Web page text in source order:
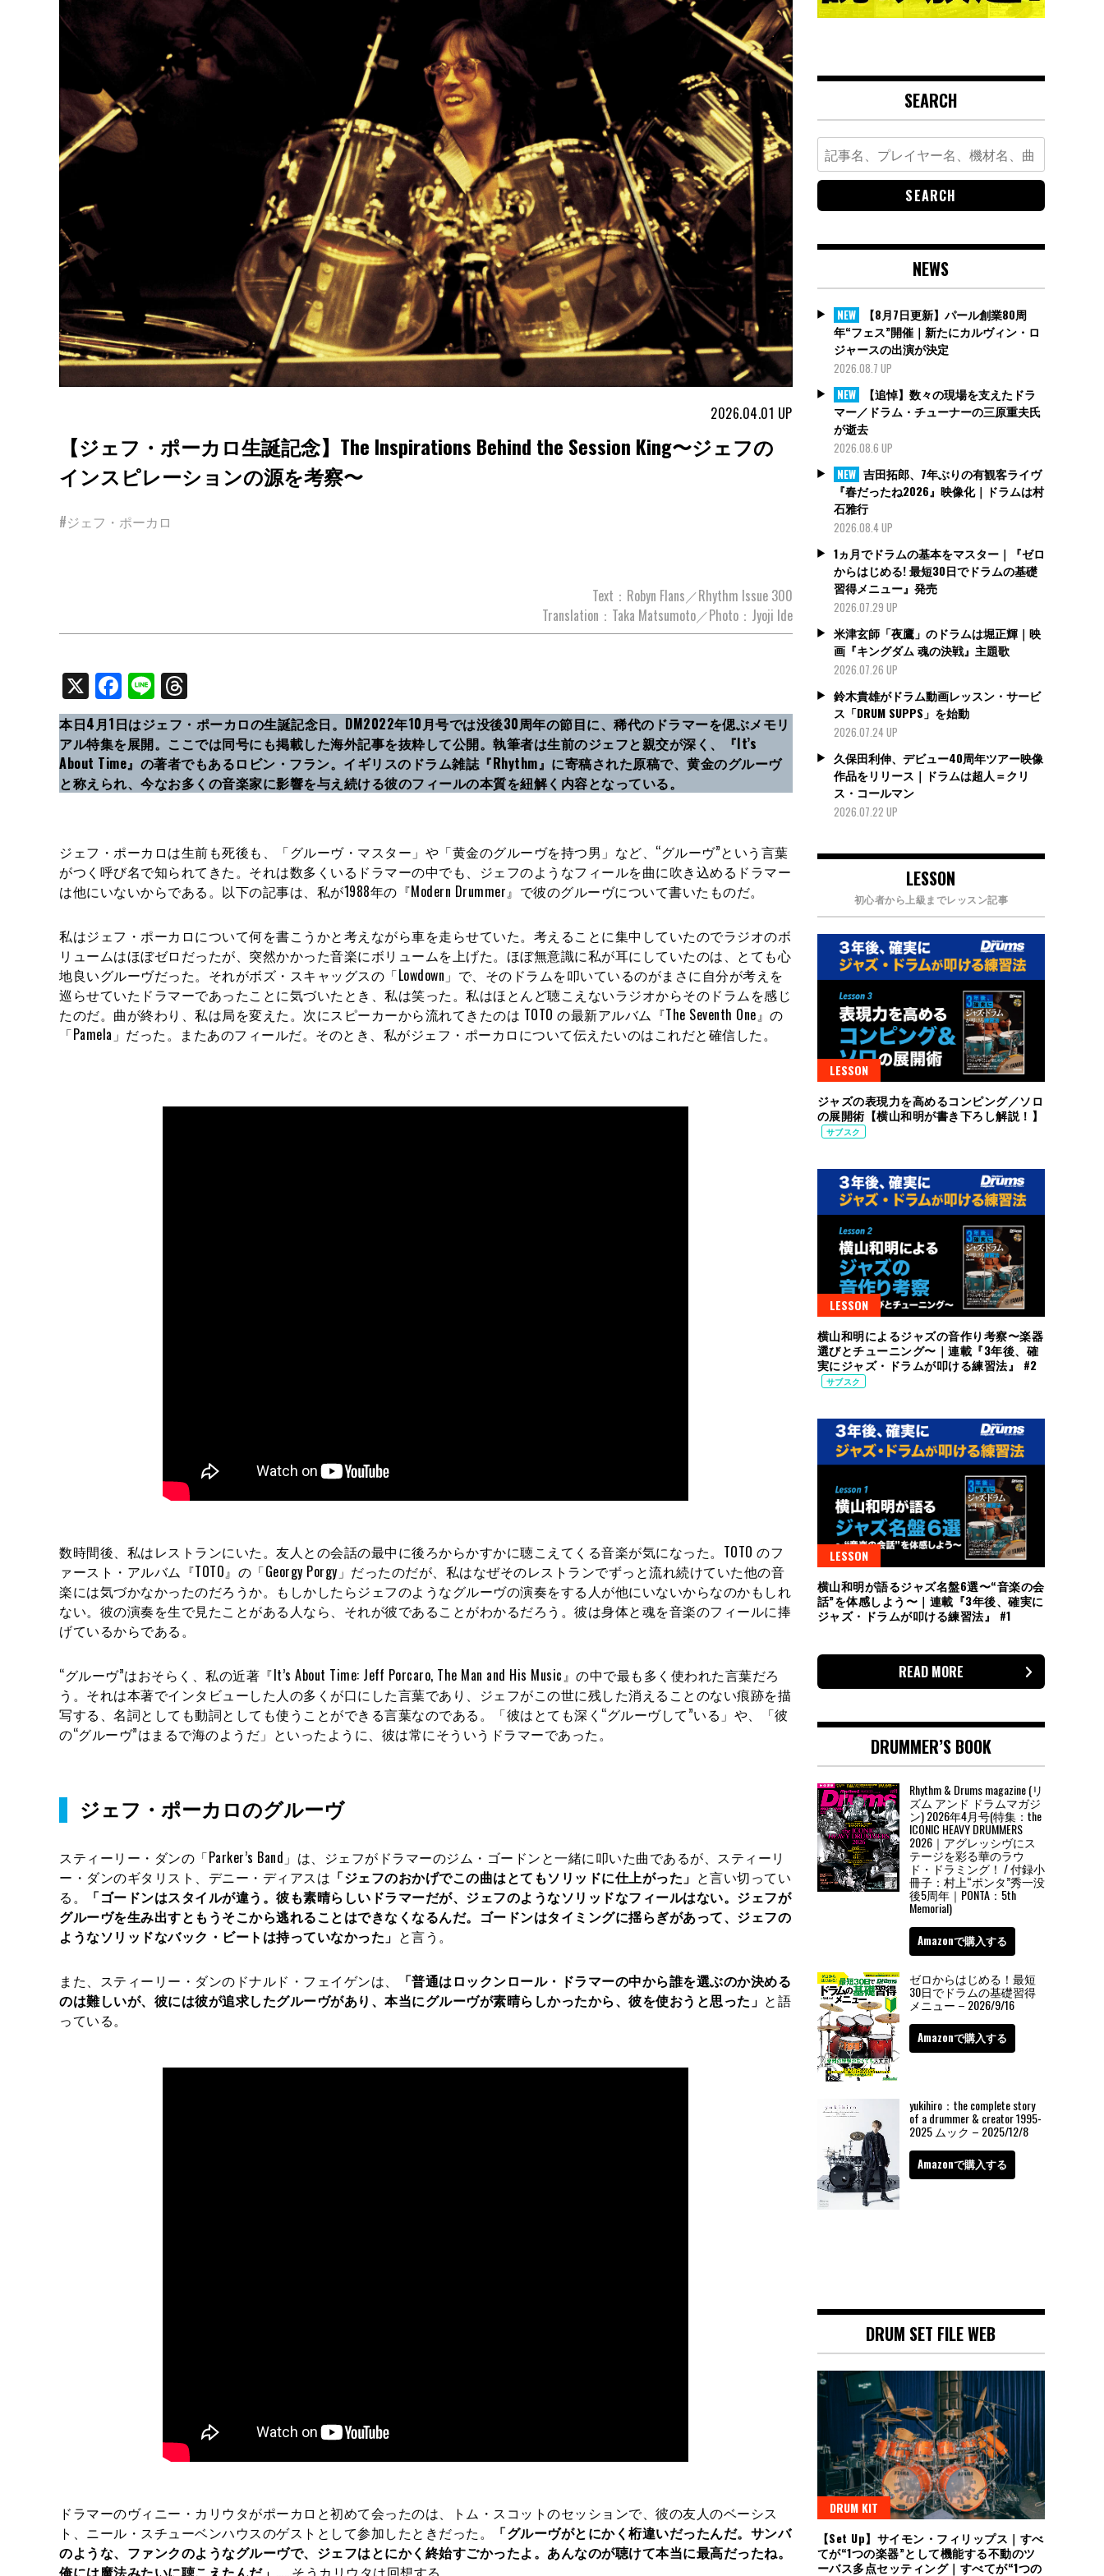
2026.04.01 UP
【ジェフ・ポーカロ生誕記念】The Inspirations Behind the Session King〜ジェフの
インスピレーションの源を考察〜
#ジェフ・ポーカロ
Text：Robyn Flans／Rhythm Issue 300
Translation：Taka Matsumoto／Photo：Jyoji Ide
X Facebook
Line
本日4月1日はジェフ・ポーカロの生誕記念日。DM2022年10月号では没後30周年の節目に、稀代のドラマーを偲ぶメモリ
アル特集を展開。ここでは同号にも掲載した海外記事を抜粋して公開。執筆者は生前のジェフと親交が深く、『It’s
About Time』の著者でもあるロビン・フラン。イギリスのドラム雑誌『Rhythm』に寄稿された原稿で、黄金のグルーヴ
と称えられ、今なお多くの音楽家に影響を与え続ける彼のフィールの本質を紐解く内容となっている。
ジェフ・ポーカロは生前も死後も、「グルーヴ・マスター」や「黄金のグルーヴを持つ男」など、“グルーヴ”という言葉
がつく呼び名で知られてきた。それは数多くいるドラマーの中でも、ジェフのようなフィールを曲に吹き込めるドラマー
は他にいないからである。以下の記事は、私が1988年の『Modern Drummer』で彼のグルーヴについて書いたものだ。
私はジェフ・ポーカロについて何を書こうかと考えながら車を走らせていた。考えることに集中していたのでラジオのボ
リュームはほぼゼロだったが、突然かかった音楽にボリュームを上げた。ほぼ無意識に私が耳にしていたのは、とても心
地良いグルーヴだった。それがボズ・スキャッグスの「Lowdown」で、そのドラムを叩いているのがまさに自分が考えを
巡らせていたドラマーであったことに気づいたとき、私は笑った。私はほとんど聴こえないラジオからそのドラムを感じ
たのだ。曲が終わり、私は局を変えた。次にスピーカーから流れてきたのは TOTO の最新アルバム『The Seventh One』の
「Pamela」だった。またあのフィールだ。そのとき、私がジェフ・ポーカロについて伝えたいのはこれだと確信した。
数時間後、私はレストランにいた。友人との会話の最中に後ろからかすかに聴こえてくる音楽が気になった。TOTO のフ
ァースト・アルバム『TOTO』の「Georgy Porgy」だったのだが、私はなぜそのレストランでずっと流れ続けていた他の音
楽には気づかなかったのだろうか。もしかしたらジェフのようなグルーヴの演奏をする人が他にいないからなのかもしれ
ない。彼の演奏を生で見たことがある人なら、それが彼であることがわかるだろう。彼は身体と魂を音楽のフィールに捧
げているからである。
“グルーヴ”はおそらく、私の近著『It’s About Time: Jeff Porcaro, The Man and His Music』の中で最も多く使われた言葉だろ
う。それは本著でインタビューした人の多くが口にした言葉であり、ジェフがこの世に残した消えることのない痕跡を描
写する、名詞としても動詞としても使うことができる言葉なのである。「彼はとても深く“グルーヴして”いる」や、「彼
の“グルーヴ”はまるで海のようだ」といったように、彼は常にそういうドラマーであった。
ジェフ・ポーカロのグルーヴ
スティーリー・ダンの「Parker’s Band」は、ジェフがドラマーのジム・ゴードンと一緒に叩いた曲であるが、スティーリ
ー・ダンのギタリスト、デニー・ディアスは 「ジェフのおかげでこの曲はとてもソリッドに仕上がった」 と言い切ってい
る。
「ゴードンはスタイルが違う。彼も素晴らしいドラマーだが、ジェフのようなソリッドなフィールはない。ジェフが
グルーヴを生み出すともうそこから逃れることはできなくなるんだ。ゴードンはタイミングに揺らぎがあって、ジェフの
ようなソリッドなバック・ビートは持っていなかった」 と言う。
また、スティーリー・ダンのドナルド・フェイゲンは、
「普通はロックンロール・ドラマーの中から誰を選ぶのか決める
のは難しいが、彼には彼が追求したグルーヴがあり、本当にグルーヴが素晴らしかったから、彼を使おうと思った」 と語
っている。
ドラマーのヴィニー・カリウタがポーカロと初めて会ったのは、トム・スコットのセッションで、彼の友人のベーシス
ト、ニール・スチューベンハウスのゲストとして参加したときだった。
「グルーヴがとにかく桁違いだったんだ。サンバ
のような、ファンクのようなグルーヴで、ジェフはとにかく終始すごかったよ。あんなのが聴けて本当に最高だったね。
俺には魔法みたいに聴こえたんだ」
……そうカリウタは回想する。
SEARCH
Search
for:
NEWS
NEW
【8月7日更新】パール創業80周
年“フェス”開催｜新たにカルヴィン・ロ
ジャースの出演が決定
2026.08.7 UP
NEW
【追悼】数々の現場を支えたドラ
マー／ドラム・チューナーの三原重夫氏
が逝去
2026.08.6 UP
NEW 吉田拓郎、7年ぶりの有観客ライヴ
『春だったね2026』映像化｜ドラムは村
石雅行
2026.08.4 UP
1ヵ月でドラムの基本をマスター｜『ゼロ
からはじめる! 最短30日でドラムの基礎
習得メニュー』発売
2026.07.29 UP
米津玄師「夜鷹」のドラムは堀正輝｜映
画『キングダム 魂の決戦』主題歌
2026.07.26 UP
鈴木貴雄がドラム動画レッスン・サービ
ス「DRUM SUPPS」を始動
2026.07.24 UP
久保田利伸、デビュー40周年ツアー映像
作品をリリース｜ドラムは超人＝クリ
ス・コールマン
2026.07.22 UP
LESSON
初心者から上級までレッスン記事
LESSON
ジャズの表現力を高めるコンピング／ソロ
の展開術【横山和明が書き下ろし解説！】
サブスク
LESSON
横山和明によるジャズの音作り考察〜楽器
選びとチューニング〜｜連載『3年後、確
実にジャズ・ドラムが叩ける練習法』 #2
サブスク
LESSON
横山和明が語るジャズ名盤6選〜“音楽の会
話”を体感しよう〜｜連載『3年後、確実に
ジャズ・ドラムが叩ける練習法』 #1
READ MORE
DRUMMER’S BOOK
Rhythm & Drums magazine (リ
ズム アンド ドラムマガジ
ン) 2026年4月号(特集：the
ICONIC HEAVY DRUMMERS
2026｜アグレッシヴにス
テージを彩る華のラウ
ド・ドラミング！ / 付録小
冊子：村上“ポンタ”秀一没
後5周年｜PONTA：5th
Memorial)
Amazonで購入する
ゼロからはじめる！最短
30日でドラムの基礎習得
メニュー – 2026/9/16
Amazonで購入する
yukihiro：the complete story
of a drummer & creator 1995-
2025 ムック – 2025/12/8
Amazonで購入する
DRUM SET FILE WEB
DRUM KIT
【Set Up】サイモン・フィリップス｜すべ
てが“1つの楽器”として機能する不動のツ
ーバス多点セッティング｜すべてが“1つの